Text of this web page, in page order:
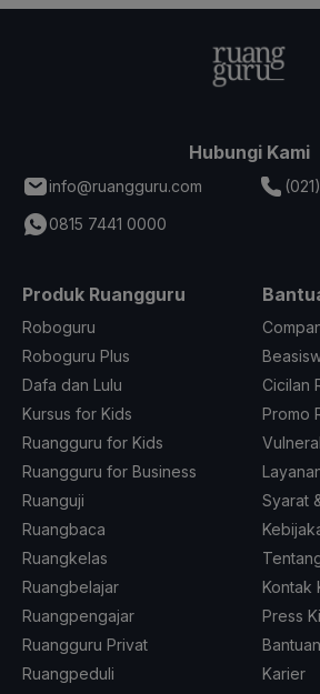
Hubungi Kami
info@ruangguru.com
0815 7441 0000
Produk Ruangguru
Roboguru
Roboguru Plus
Dafa dan Lulu
Kursus for Kids
Ruangguru for Kids
Ruangguru for Business
Ruanguji
Ruangbaca
Ruangkelas
Ruangbelajar
Ruangpengajar
Ruangguru Privat
Ruangpeduli
Cicilan
Promo
Syarat
Kontak
Press
Bantuan
Karier